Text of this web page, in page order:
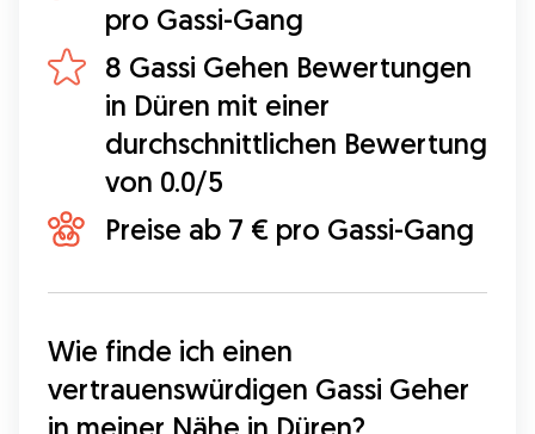
pro Gassi-Gang
8 Gassi Gehen Bewertungen
in Düren mit einer
durchschnittlichen Bewertung
von 0.0/5
Preise ab 7 € pro Gassi-Gang
Wie finde ich einen
vertrauenswürdigen Gassi Geher
in meiner Nähe in Düren?